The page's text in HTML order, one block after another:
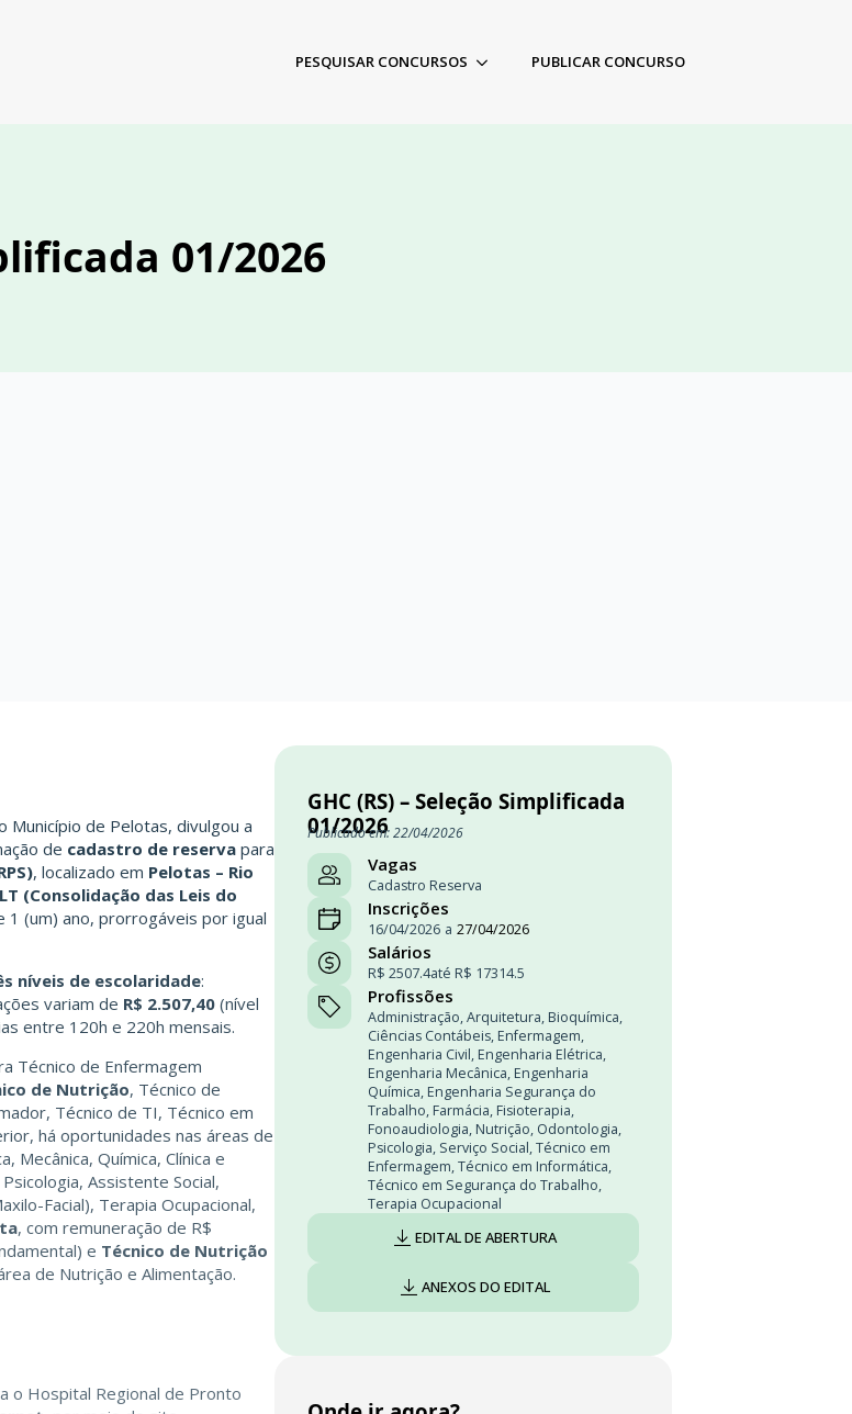
PESQUISAR CONCURSOS PUBLICAR CONCURSO
01/2026
Município de Pelotas, divulgou a
de cadastro de reserva para
, localizado em Pelotas – Rio
(Consolidação das Leis do
(um) ano, prorrogáveis por igual
níveis de escolaridade:
variam de R$ 2.507,40 (nível
entre 120h e 220h mensais.
Técnico de Enfermagem
de Nutrição, Técnico de
Técnico de TI, Técnico em
há oportunidades nas áreas de
Mecânica, Química, Clínica e
Assistente Social,
Facial), Terapia Ocupacional,
, com remuneração de R$
e Técnico de Nutrição
de Nutrição e Alimentação.
o Hospital Regional de Pronto
GHC (RS) – Seleção Simplificada
01/2026
Publicado em: 22/04/2026
Vagas
Cadastro Reserva
Inscrições
16/04/2026 a 27/04/2026
Salários
R$ 2507.4até R$ 17314.5
Profissões
Administração,Arquitetura, Bioquímica,
Ciências Contábeis, Enfermagem,
Engenharia Civil, Engenharia Elétrica,
Engenharia Mecânica, Engenharia
Química, Engenharia Segurança do
Trabalho, Farmácia, Fisioterapia,
Fonoaudiologia, Nutrição, Odontologia,
Psicologia, Serviço Social,Técnico em
Enfermagem,Técnico em Informática,
Técnico em Segurança do Trabalho,
Terapia Ocupacional
EDITAL DE ABERTURA
ANEXOS DO EDITAL